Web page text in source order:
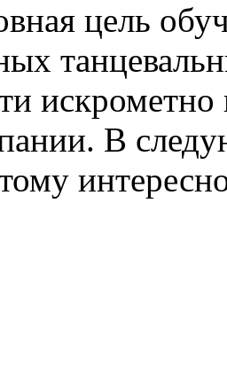
цель
искрометно
В